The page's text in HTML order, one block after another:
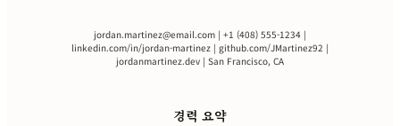
jordan.martinez@email.com | +1 (408) 555-1234 |
linkedin.com/in/jordan-martinez | github.com/JMartinez92 |
jordanmartinez.dev | San Francisco, CA
경력 요약